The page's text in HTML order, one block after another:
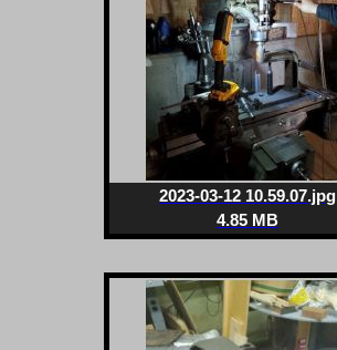
2023-03-12 10.59.07.jpg
4.85 MB